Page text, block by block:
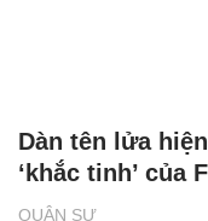
QUÂN SỰ
Dàn tên lửa
‘khắc tinh’ của